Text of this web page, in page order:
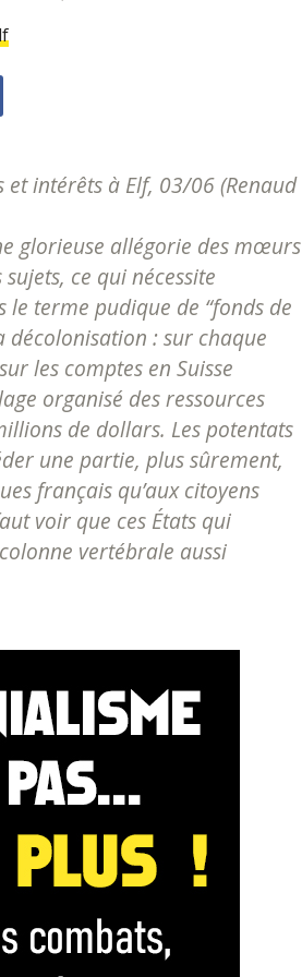
et intérêts à Elf, 03/06 (Renaud
glorieuse allégorie des mœurs
ce qui nécessite
le terme pudique de “fonds de
décolonisation : sur chaque
les comptes en Suisse
organisé des ressources
de dollars. Les potentats
une partie, plus sûrement,
français qu’aux citoyens
voir que ces États qui
vertébrale aussi